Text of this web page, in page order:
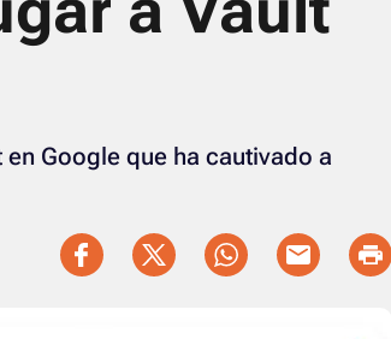
Google que ha cautivado a